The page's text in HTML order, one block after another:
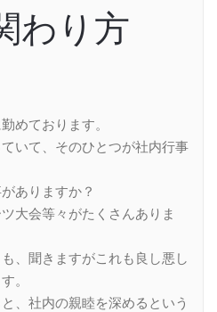
わり方
めております。
いて、そのひとつが社内行事
ありますか？
大会等々がたくさんありま
、聞きますがこれも良し悪し
。
、社内の親睦を深めるという